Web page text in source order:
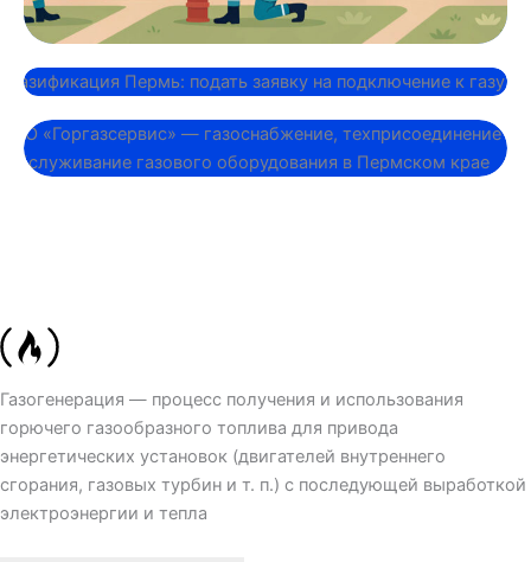
Котельная..
Газогенерация — процесс получения и использования
горючего газообразного топлива для привода
энергетических установок (двигателей внутреннего
сгорания, газовых турбин и т. п.) с последующей выработкой
электроэнергии и тепла